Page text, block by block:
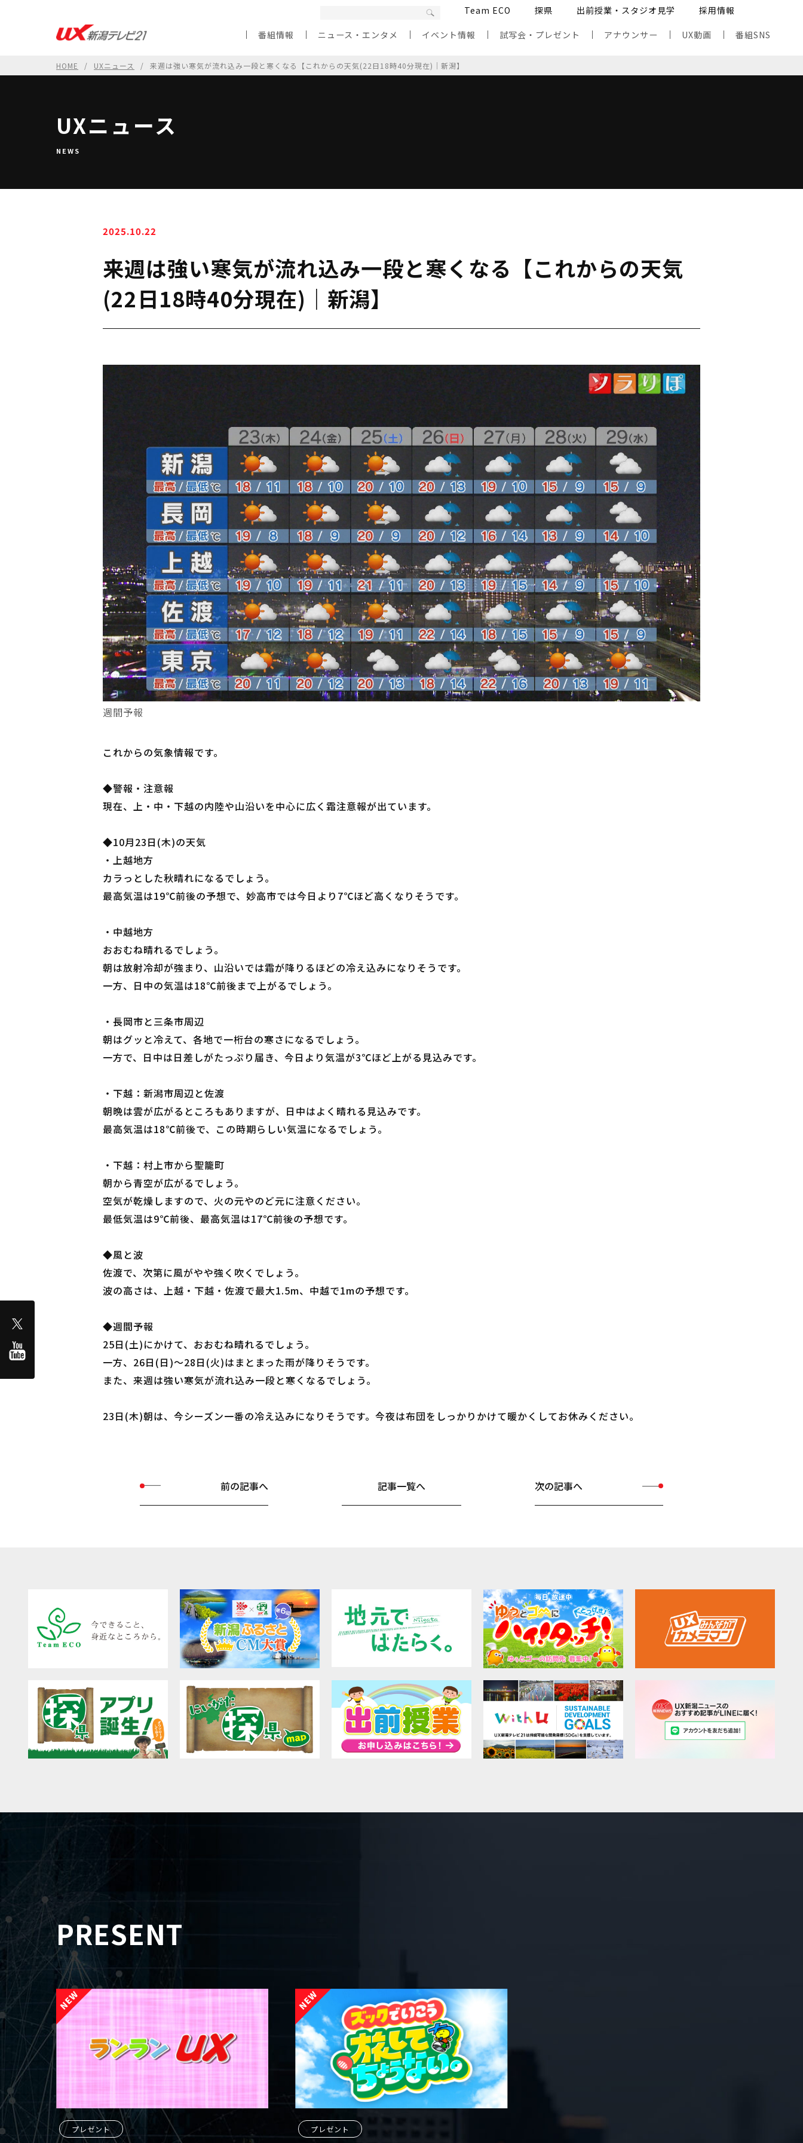
Team ECO 探県 出前授業・スタジオ見学 採用情報
番組情報 ニュース・エンタメ イベント情報 試写会・プレゼント アナウンサー UX動画 番組SNS
HOME UXニュース 来週は強い寒気が流れ込み一段と寒くなる【これからの天気(22日18時40分現在)｜新潟】
UXニュース
NEWS
2025.10.22
来週は強い寒気が流れ込み一段と寒くなる【これからの天気
(22日18時40分現在)｜新潟】
週間予報
これからの気象情報です。
◆警報・注意報
現在、上・中・下越の内陸や山沿いを中心に広く霜注意報が出ています。
◆10月23日(木)の天気
・上越地方
カラっとした秋晴れになるでしょう。
最高気温は19℃前後の予想で、妙高市では今日より7℃ほど高くなりそうです。
・中越地方
おおむね晴れるでしょう。
朝は放射冷却が強まり、山沿いでは霜が降りるほどの冷え込みになりそうです。
一方、日中の気温は18℃前後まで上がるでしょう。
・長岡市と三条市周辺
朝はグッと冷えて、各地で一桁台の寒さになるでしょう。
一方で、日中は日差しがたっぷり届き、今日より気温が3℃ほど上がる見込みです。
・下越：新潟市周辺と佐渡
朝晩は雲が広がるところもありますが、日中はよく晴れる見込みです。
最高気温は18℃前後で、この時期らしい気温になるでしょう。
・下越：村上市から聖籠町
朝から青空が広がるでしょう。
空気が乾燥しますので、火の元やのど元に注意ください。
最低気温は9℃前後、最高気温は17℃前後の予想です。
◆風と波
佐渡で、次第に風がやや強く吹くでしょう。
波の高さは、上越・下越・佐渡で最大1.5m、中越で1mの予想です。
◆週間予報
25日(土)にかけて、おおむね晴れるでしょう。
一方、26日(日)～28日(火)はまとまった雨が降りそうです。
また、来週は強い寒気が流れ込み一段と寒くなるでしょう。
23日(木)朝は、今シーズン一番の冷え込みになりそうです。今夜は布団をしっかりかけて暖かくしてお休みください。
前の記事へ 記事一覧へ 次の記事へ
PRESENT
プレゼント プレゼント